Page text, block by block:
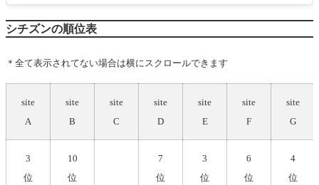
シチズンの順位表
＊全て表示されてない場合は横にスクロールできます
site
A
site
B
site
C
site
D
site
E
site
F
site
G
3
位
10
位
7
位
3
位
6
位
4
位